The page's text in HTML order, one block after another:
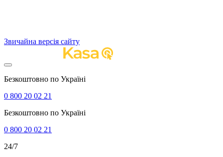
Звичайна версія сайту
Безкоштовно по Україні
0 800 20 02 21
Безкоштовно по Україні
0 800 20 02 21
24/7